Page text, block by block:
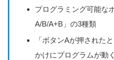
プログラミング可能な
A/B/A+B」の3種類
「ボタンAが押された
かけにプログラムが動く